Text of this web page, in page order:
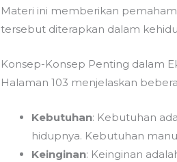
Materi ini memberikan
tersebut diterapkan dalam
Konsep-Konsep Penting dalam
Halaman 103 menjelaskan
Kebutuhan: Kebutuhan
hidupnya. Kebutuhan
Keinginan: Keinginan